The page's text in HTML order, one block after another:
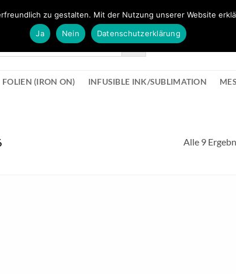
FOLIEN (IRON ON) INFUSIBLE INK/SUBLIMATION
Alle 9
zu gestalten. Mit der Nutzung unserer Website
Ja
Nein Datenschutzerklärung